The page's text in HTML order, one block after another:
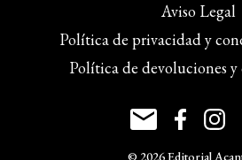
Aviso Legal
Política de privacidad y
Política de devoluciones
© 2026 Editorial